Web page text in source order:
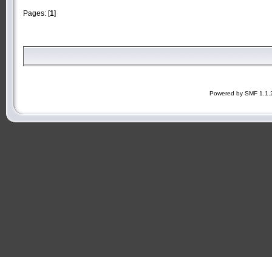
Pages: [1]
Powered by SMF